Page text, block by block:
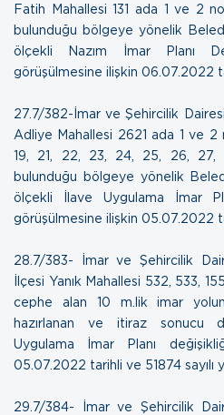
Fatih Mahallesi 131 ada 1 ve 2
bulunduğu bölgeye yönelik
ölçekli Nazım İmar Planı
görüşülmesine ilişkin 06.07.2022
27.7/382-İmar ve Şehircilik Dairesi
Adliye Mahallesi 2621 ada 1 ve 2
19, 21, 22, 23, 24, 25, 26, 27,
bulunduğu bölgeye yönelik
ölçekli İlave Uygulama İmar
görüşülmesine ilişkin 05.07.2022
28.7/383- İmar ve Şehircilik
İlçesi Yanık Mahallesi 532, 533,
cephe alan 10 m.lik imar
hazırlanan ve itiraz sonucu
Uygulama İmar Planı
05.07.2022 tarihli ve 51874 sayılı
29.7/384- İmar ve Şehircilik